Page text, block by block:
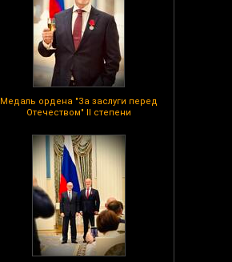
Медаль ордена "За заслуги перед
Отечеством" II степени